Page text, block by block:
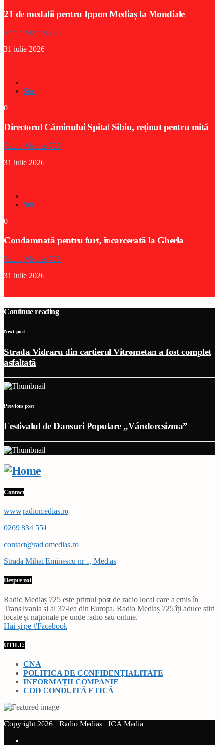
21 de medalii pentru Ippon Mediaș la Mondiale
Radio Medias 725
31 iulie 2026
Stiri
0
Directorul Căminului Spital Sibiu, reținut pentru mită
Radio Medias 725
31 iulie 2026
Stiri
0
Condamnată pentru furt, încarcerată la Gherla
Radio Medias 725
31 iulie 2026
Continue reading
Next post
Strada Vidraru din cartierul Vitrometan a fost complet
asfaltată
Previous post
Festivalul de Dansuri Populare „Vándorcsizma”
Contact
www,radiomedias.ro
0269 834 554
contact@radiomedias.ro
Strada Mihai Eminescu nr 1, Medias
Despre noi
Radio Mediaș 725 este primul post de radio local care a emis în
Transilvania și al 37-lea din Europa. Radio Mediaș 725 îți aduce știri
locale și naționale pe unde radio sau online.
Hai și pe #Facebook
UTILE:
CNA
POLITICA DE CONFIDENȚIALITATE
INFORMAȚII COMPANIE
COD CONDUITĂ ETICĂ
Copyright 2026 - Radio Mediaș - ICA Media